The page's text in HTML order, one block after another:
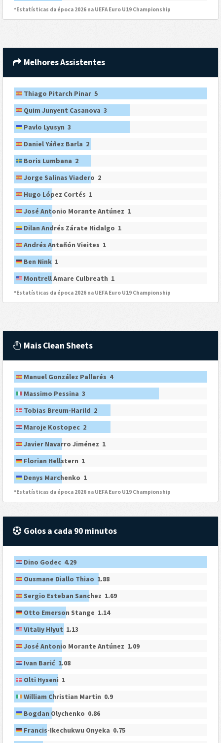
*Estatísticas da época 2026 na UEFA Euro U19 Championship
Melhores Assistentes
Thiago Pitarch Pinar 5
Quim Junyent Casanova 3
Pavlo Lyusyn 3
Daniel Yáñez Barla 2
Boris Lumbana 2
Jorge Salinas Viadero 2
Hugo López Cortés 1
José Antonio Morante Antúnez 1
Dilan Andrés Zárate Hidalgo 1
Andrés Antañón Vieites 1
Ben Nink 1
Montrell Amare Culbreath 1
*Estatísticas da época 2026 na UEFA Euro U19 Championship
Mais Clean Sheets
Manuel González Pallarés 4
Massimo Pessina 3
Tobias Breum-Harild 2
Maroje Kostopec 2
Javier Navarro Jiménez 1
Florian Hellstern 1
Denys Marchenko 1
*Estatísticas da época 2026 na UEFA Euro U19 Championship
Golos a cada 90 minutos
Dino Godec 4.29
Ousmane Diallo Thiao 1.88
Sergio Esteban Sanchez 1.69
Otto Emerson Stange 1.14
Vitaliy Hlyut 1.13
José Antonio Morante Antúnez 1.09
Ivan Barić 1.08
Olti Hyseni 1
William Christian Martin 0.9
Bogdan Olychenko 0.86
Francis-Ikechukwu Onyeka 0.75